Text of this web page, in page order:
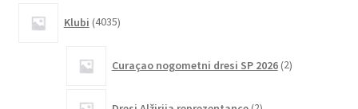
Klubi 4035izdelkov
Curaçao nogometni dresi SP 2026 2izdelka